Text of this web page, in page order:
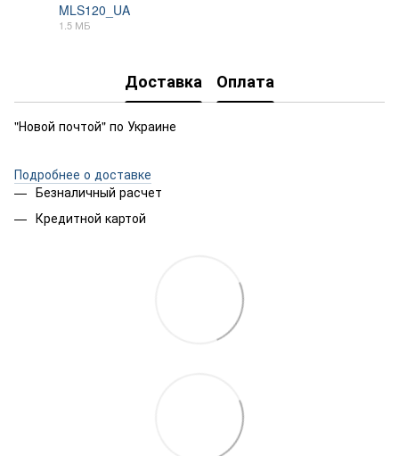
MLS120_UA
1.5 МБ
Доставка Оплата
"Новой почтой" по Украине
Подробнее о доставке
Безналичный расчет
Кредитной картой